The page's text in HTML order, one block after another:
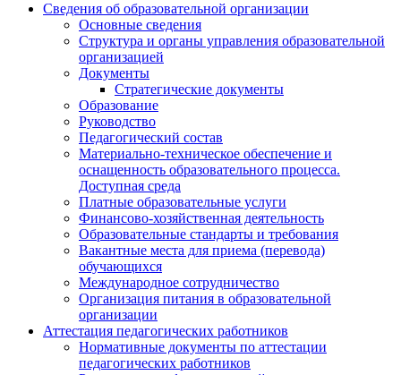
Сведения об образовательной организации
Основные сведения
Структура и органы управления образовательной
организацией
Документы
Стратегические документы
Образование
Руководство
Педагогический состав
Материально-техническое обеспечение и
оснащенность образовательного процесса.
Доступная среда
Платные образовательные услуги
Финансово-хозяйственная деятельность
Образовательные стандарты и требования
Вакантные места для приема (перевода)
обучающихся
Международное сотрудничество
Организация питания в образовательной
организации
Аттестация педагогических работников
Нормативные документы по аттестации
педагогических работников